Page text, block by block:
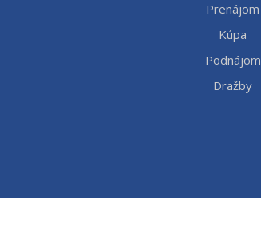
Prenájom
Kúpa
Podnájom
Dražby